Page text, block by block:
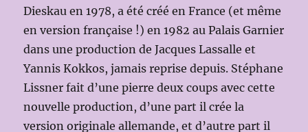
Dieskau en 1978, a été créé en France (et même
en version française !) en 1982 au Palais Garnier
dans une production de Jacques Lassalle et
Yannis Kokkos, jamais reprise depuis. Stéphane
Lissner fait d’une pierre deux coups avec cette
nouvelle production, d’une part il crée la
version originale allemande, et d’autre part il